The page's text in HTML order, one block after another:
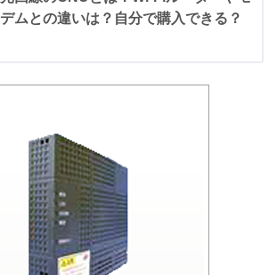
デムとの違いは？自分で購入できる？